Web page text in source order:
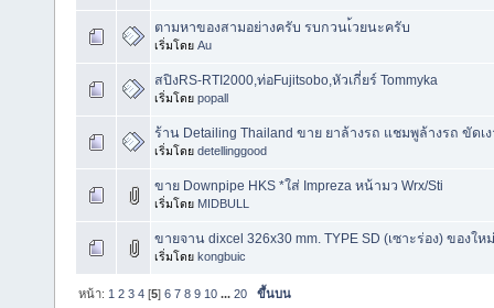
ตามหาของสามอย่างครับ รบกวนเ้วยนะครับ
เริ่มโดย Au
สปิงRS-RTI2000,ท่อFujitsobo,หัวเกี่ยร์ Tommyka
เริ่มโดย popall
ร้าน Detailing Thailand ขาย ยาล้างรถ แชมพูล้างรถ ขัดเ
เริ่มโดย detellinggood
ขาย Downpipe HKS *ใส่ Impreza หน้ามว Wrx/Sti
เริ่มโดย MIDBULL
ขายจาน dixcel 326x30 mm. TYPE SD (เซาะร่อง) ของให
เริ่มโดย kongbuic
หน้า: 1 2 3 4 [5]6 7 8 9 10 ...20 ขึ้นบน